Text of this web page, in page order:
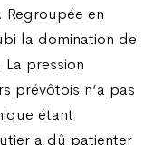
en
la domination de
pression
prévôtois n’a pas
étant
a dû patienter